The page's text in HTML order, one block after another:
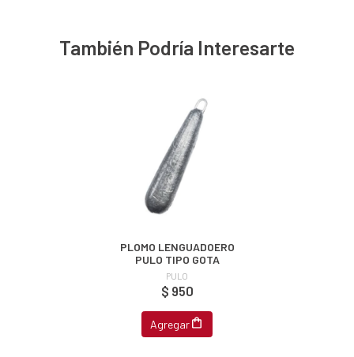
También Podría Interesarte
PLOMO LENGUADOERO
PULO TIPO GOTA
PULO
$ 950
Agregar